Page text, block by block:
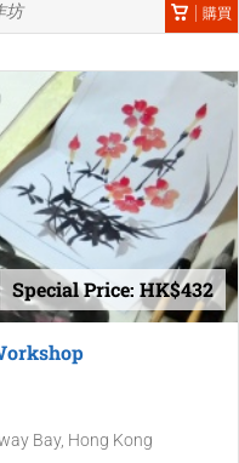
坊 購買
Special Price: HK$432
Bay, Hong Kong